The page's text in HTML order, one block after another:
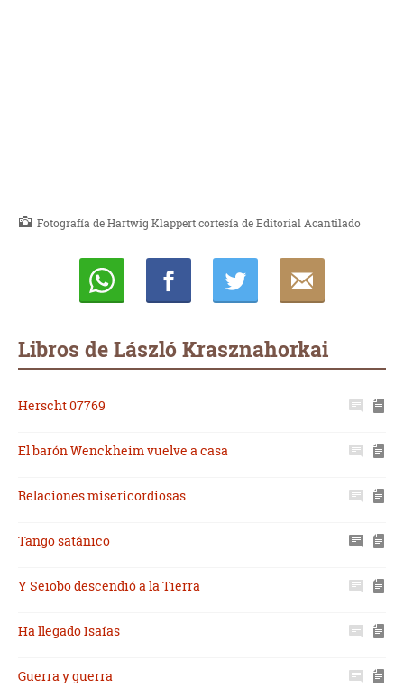
Fotografía de Hartwig Klappert cortesía de Editorial Acantilado
Libros de László Krasznahorkai
Herscht 07769
El barón Wenckheim vuelve a casa
Relaciones misericordiosas
Tango satánico
Y Seiobo descendió a la Tierra
Ha llegado Isaías
Guerra y guerra